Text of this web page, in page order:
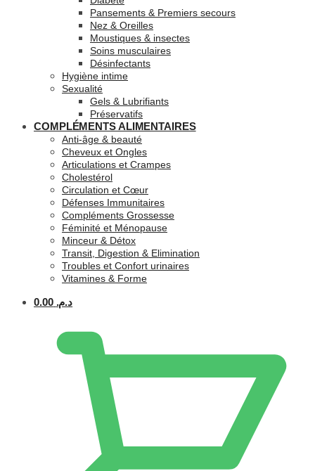
Pansements & Premiers secours
Nez & Oreilles
Moustiques & insectes
Soins musculaires
Désinfectants
Hygiène intime
Sexualité
Gels & Lubrifiants
Préservatifs
COMPLÉMENTS ALIMENTAIRES
Anti-âge & beauté
Cheveux et Ongles
Articulations et Crampes
Cholestérol
Circulation et Cœur
Défenses Immunitaires
Compléments Grossesse
Féminité et Ménopause
Minceur & Détox
Transit, Digestion & Elimination
Troubles et Confort urinaires
Vitamines & Forme
د.م. 0.00